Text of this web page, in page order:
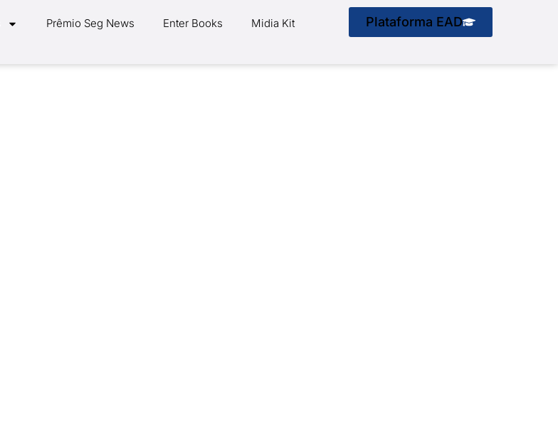
Prêmio Seg News Enter Books Midia Kit Plataforma EAD